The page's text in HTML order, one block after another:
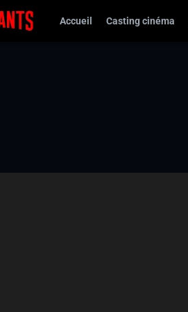
Accueil Casting cinéma